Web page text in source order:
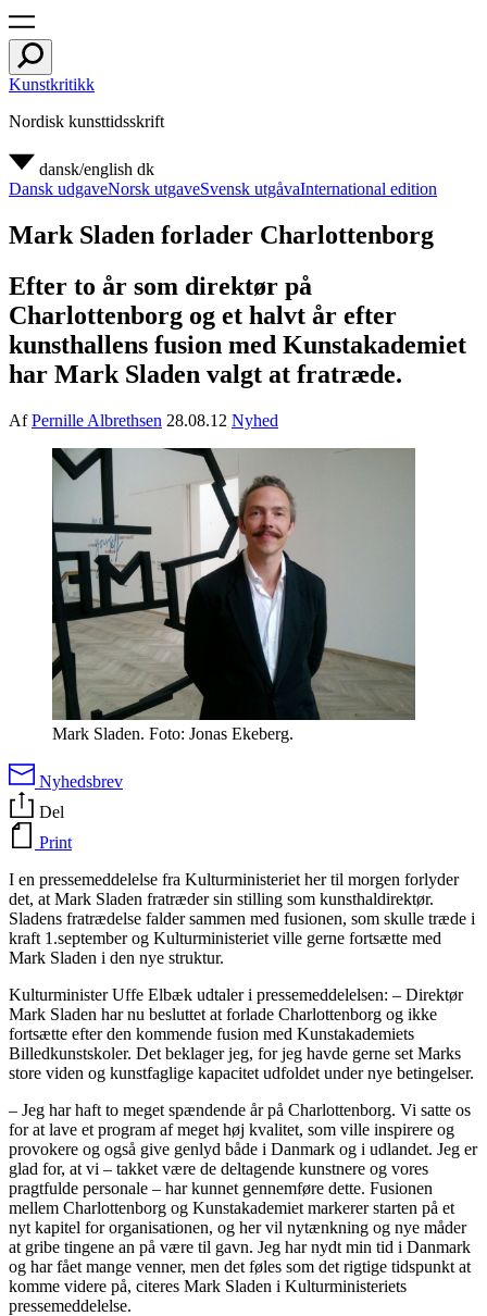
Kunstkritikk
Nordisk kunsttidsskrift
dansk/english dk
Dansk udgaveNorsk utgaveSvensk utgåvaInternational edition
Mark Sladen forlader Charlottenborg
Efter to år som direktør på
Charlottenborg og et halvt år efter
kunsthallens fusion med Kunstakademiet
har Mark Sladen valgt at fratræde.
AfPernille Albrethsen 28.08.12 Nyhed
Mark Sladen. Foto: Jonas Ekeberg.
Nyhedsbrev
Del
Print
I en pressemeddelelse fra Kulturministeriet her til morgen forlyder
det, at Mark Sladen fratræder sin stilling som kunsthaldirektør.
Sladens fratrædelse falder sammen med fusionen, som skulle træde i
kraft 1.september og Kulturministeriet ville gerne fortsætte med
Mark Sladen i den nye struktur.
Kulturminister Uffe Elbæk udtaler i pressemeddelelsen: – Direktør
Mark Sladen har nu besluttet at forlade Charlottenborg og ikke
fortsætte efter den kommende fusion med Kunstakademiets
Billedkunstskoler. Det beklager jeg, for jeg havde gerne set Marks
store viden og kunstfaglige kapacitet udfoldet under nye betingelser.
– Jeg har haft to meget spændende år på Charlottenborg. Vi satte os
for at lave et program af meget høj kvalitet, som ville inspirere og
provokere og også give genlyd både i Danmark og i udlandet. Jeg er
glad for, at vi – takket være de deltagende kunstnere og vores
pragtfulde personale – har kunnet gennemføre dette. Fusionen
mellem Charlottenborg og Kunstakademiet markerer starten på et
nyt kapitel for organisationen, og her vil nytænkning og nye måder
at gribe tingene an på være til gavn. Jeg har nydt min tid i Danmark
og har fået mange venner, men det føles som det rigtige tidspunkt at
komme videre på, citeres Mark Sladen i Kulturministeriets
pressemeddelelse.